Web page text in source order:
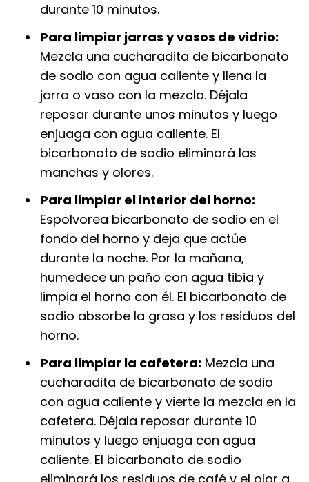
durante 10 minutos.
Para limpiar jarras y vasos de vidrio:
Mezcla una cucharadita de bicarbonato
de sodio con agua caliente y llena la
jarra o vaso con la mezcla. Déjala
reposar durante unos minutos y luego
enjuaga con agua caliente. El
bicarbonato de sodio eliminará las
manchas y olores.
Para limpiar el interior del horno:
Espolvorea bicarbonato de sodio en el
fondo del horno y deja que actúe
durante la noche. Por la mañana,
humedece un paño con agua tibia y
limpia el horno con él. El bicarbonato de
sodio absorbe la grasa y los residuos del
horno.
Para limpiar la cafetera: Mezcla una
cucharadita de bicarbonato de sodio
con agua caliente y vierte la mezcla en la
cafetera. Déjala reposar durante 10
minutos y luego enjuaga con agua
caliente. El bicarbonato de sodio